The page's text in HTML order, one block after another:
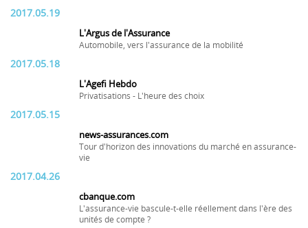
2017.05.19
L'Argus de l'Assurance
Automobile, vers l'assurance de la mobilité
2017.05.18
L'Agefi Hebdo
Privatisations - L'heure des choix
2017.05.15
news-assurances.com
Tour d'horizon des innovations du marché en assurance-
vie
2017.04.26
cbanque.com
L'assurance-vie bascule-t-elle réellement dans l'ère des
unités de compte ?